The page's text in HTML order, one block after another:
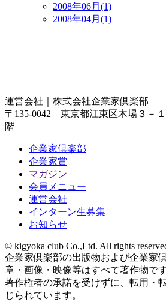
2008年06月(1)
2008年04月(1)
運営会社｜ 株式会社企業家倶楽部
〒135-0042 東京都江東区木場３－
階
企業家倶楽部
企業家賞
マガジン
会員メニュー
運営会社
インターン生募集
お知らせ
© kigyoka club Co.,Ltd. All rights
企業家倶楽部の出版物および企業家
章・画像・映像等はすべて著作物です
著作権者の承諾を受けずに、転用・
じられています。